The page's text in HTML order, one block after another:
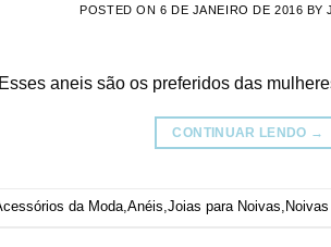
POSTED ON 6 DE JANEIRO DE 2016 BY
aneis são os preferidos das
CONTINUAR LENDO →
da Moda,Anéis,Joias para Noivas,